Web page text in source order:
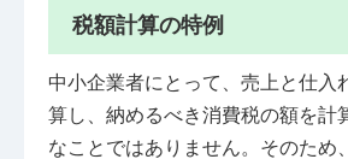
税額計算の特例
中小企業者にとって、売上と仕入
算し、納めるべき消費税の額を計
なことではありません。そのため